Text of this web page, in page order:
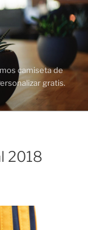
camiseta de
gratis.
2018